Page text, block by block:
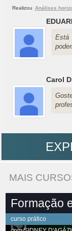
Realizou Análises
Está
Carol
MAIS
Formação
curso prático